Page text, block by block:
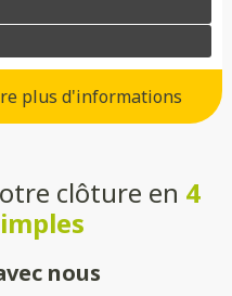
plus d'informations
de
à la corrosion.
clôture en 4
nous